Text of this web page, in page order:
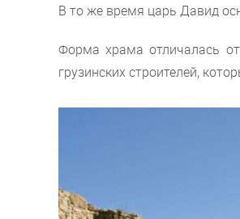
В то же время царь Давид
Форма храма отличалась
грузинских строителей,